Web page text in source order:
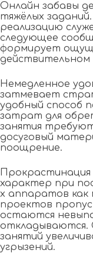
Онлайн забавы
тяжёлых
реализацию
следующее
формирует
действительном
Немедленное
затмевает
удобный способ
затрат для
занятия
досуговый
поощрение.
характер при
x аппаратов как
проектов
остаются
откладываются.
занятий
угрызений.